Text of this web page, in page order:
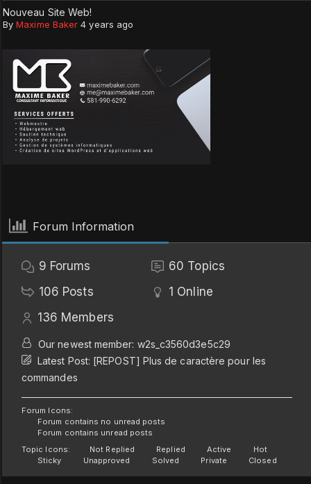
Nouveau Site Web!
ByMaxime Baker 4 years ago
Forum Information
9 Forums 60 Topics
106 Posts 1 Online
136 Members
Our newest member: w2s_c3560d3e5c29
Latest Post: [REPOST] Plus de caractère pour les
commandes
Forum Icons:
Forum contains no unread posts
Forum contains unread posts
Topic Icons:
Not Replied Replied Active
Hot
Sticky
Unapproved Solved Private Closed